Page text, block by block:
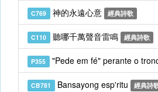
C769 神的永遠心意 經典詩歌
C110 聽哪千萬聲音雷鳴 經典詩歌
P355 "Pede em fé" perante o
CB781 Bansayong esp'ritu 經典詩